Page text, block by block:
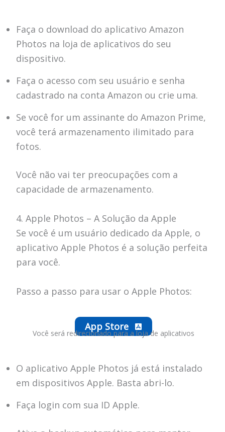
Faça o download do aplicativo Amazon
Photos na loja de aplicativos do seu
dispositivo.
Faça o acesso com seu usuário e senha
cadastrado na conta Amazon ou crie uma.
Se você for um assinante do Amazon Prime,
você terá armazenamento ilimitado para
fotos.
Você não vai ter preocupações com a
capacidade de armazenamento.
4. Apple Photos – A Solução da Apple
Se você é um usuário dedicado da Apple, o
aplicativo Apple Photos é a solução perfeita
para você.
Passo a passo para usar o Apple Photos:
App Store
Você será redirecionado para a loja de aplicativos
O aplicativo Apple Photos já está instalado
em dispositivos Apple. Basta abri-lo.
Faça login com sua ID Apple.